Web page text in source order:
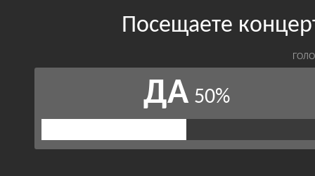
Посещаете
ДА 50%